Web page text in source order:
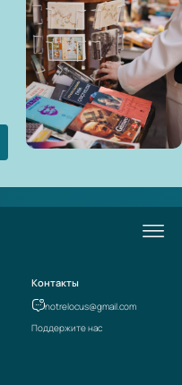
Контакты
notrelocus@gmail.com
Поддержите нас